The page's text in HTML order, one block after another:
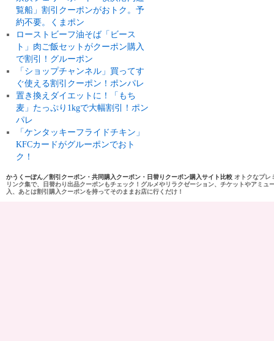
覧船」割引クーポンがおトク。予
約不要。くまポン
ローストビーフ油そば「ビース
ト」肉ご飯セットがクーポン購入
で割引！グルーポン
「ショップチャンネル」買ってす
ぐ使える割引クーポン！ポンパレ
置き換えダイエットに！「もち
麦」たっぷり1kgで大幅割引！ポン
パレ
「ケンタッキーフライドチキン」
KFCカードがグルーポンでおト
ク！
かうくーぽん／割引クーポン・共同購入クーポン・日替りクーポン購入サイト比較 オトクなプレ
リンク集で、日替わり出品クーポンもチェック！グルメやリラクゼーション、チケットやアミ
入、あとは割引購入クーポンを持ってそのままお店に行くだけ！